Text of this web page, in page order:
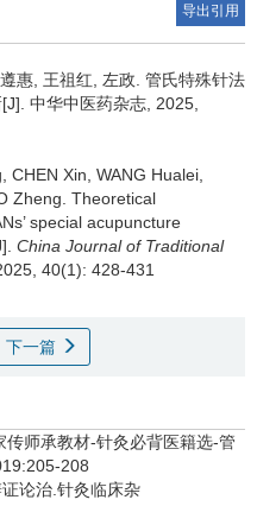
导出引用
惠, 王祖红, 左政. 管氏特殊针法
中华中医药杂志, 2025,
CHEN Xin, WANG Hualei,
Zheng. Theoretical
special acupuncture
China Journal of Traditional
40(1): 428-431
下一篇
师承教材-针灸必背医籍选-管
208
论治.针灸临床杂